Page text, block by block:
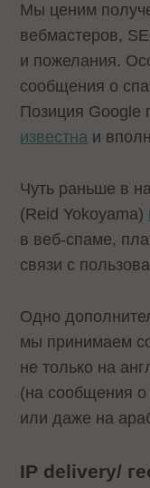
Мы ценим
вебмастеров,
и пожелания.
сообщения о
Позиция Google
известна и
Чуть раньше в
(Reid Yokoyama)
в веб-спаме,
связи с
Одно
мы принимаем
не только на
(на сообщения о
или даже на
IP delivery/